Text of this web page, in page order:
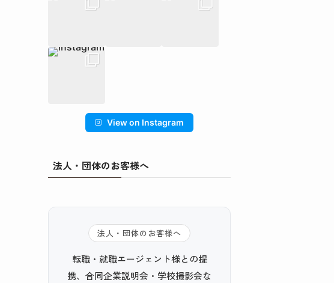
View on Instagram
法人・団体のお客様へ
法人・団体のお客様へ
転職・就職エージェント様との提
携、合同企業説明会・学校撮影会な